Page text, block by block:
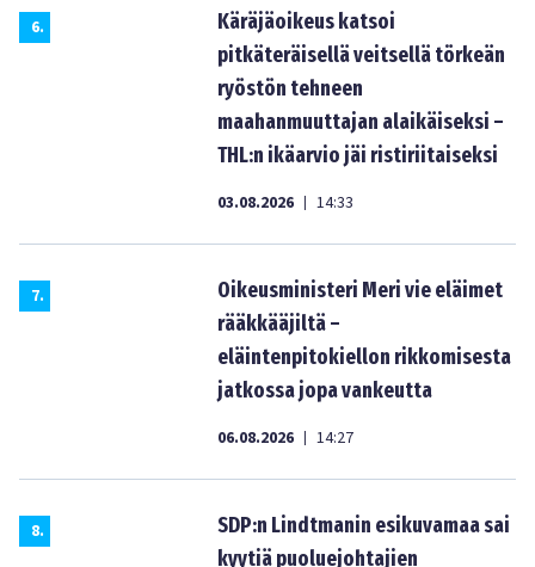
6.
Käräjäoikeus katsoi
pitkäteräisellä veitsellä törkeän
ryöstön tehneen
maahanmuuttajan alaikäiseksi –
THL:n ikäarvio jäi ristiriitaiseksi
03.08.2026 | 14:33
7.
Oikeusministeri Meri vie eläimet
rääkkääjiltä –
eläintenpitokiellon rikkomisesta
jatkossa jopa vankeutta
06.08.2026 | 14:27
8.
SDP:n Lindtmanin esikuvamaa sai
kyytiä puoluejohtajien